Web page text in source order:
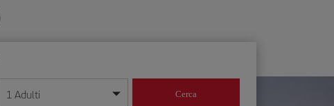
giorno/mese/anno
1 Adulti Cerca